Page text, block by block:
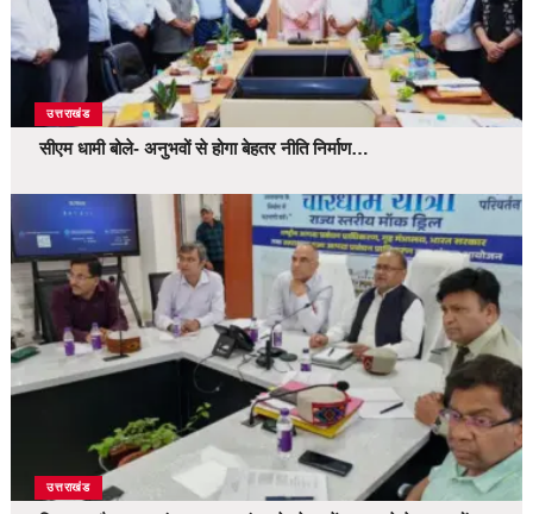
उत्तराखंड
सीएम धामी बोले- अनुभवों से होगा बेहतर नीति निर्माण…
उत्तराखंड